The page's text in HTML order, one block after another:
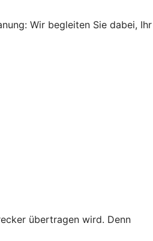
Wir begleiten Sie dabei, Ihr
übertragen wird. Denn